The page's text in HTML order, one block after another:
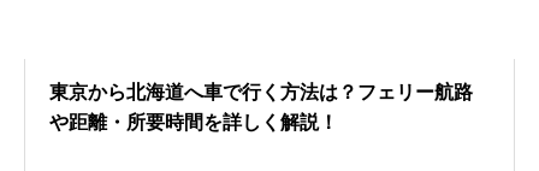
東京から北海道へ車で行く方法は？フェリー航路
や距離・所要時間を詳しく解説！